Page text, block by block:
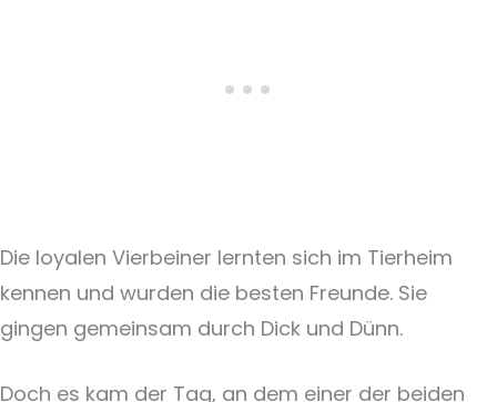
Die loyalen Vierbeiner lernten sich im Tierheim
kennen und wurden die besten Freunde. Sie
gingen gemeinsam durch Dick und Dünn.
Doch es kam der Tag, an dem einer der beiden